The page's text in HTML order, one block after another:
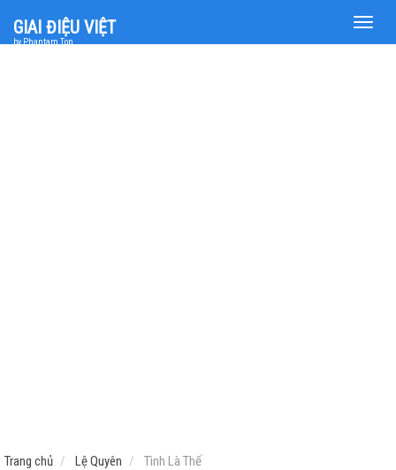
Toggle
GIAI ĐIỆU VIỆT
by Phantam Top
Trang chủ Lệ Quyên Tình Là Thế